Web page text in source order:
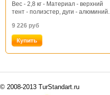
Вес - 2,8 кг - Материал - верхний
тент - полиэстер, дуги - алюминий.
9 226 руб
© 2008-2013 TurStandart.ru